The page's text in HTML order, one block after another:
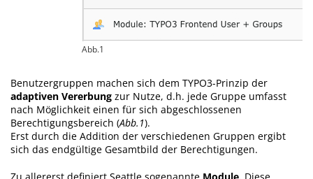
Abb.1
Benutzergruppen machen sich dem TYPO3-Prinzip der
adaptiven Vererbung zur Nutze, d.h. jede Gruppe umfasst
nach Möglichkeit einen für sich abgeschlossenen
Berechtigungsbereich (Abb.1).
Erst durch die Addition der verschiedenen Gruppen ergibt
sich das endgültige Gesamtbild der Berechtigungen.